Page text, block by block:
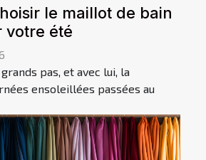
le maillot de bain
votre été
pas, et avec lui, la
ensoleillées passées au